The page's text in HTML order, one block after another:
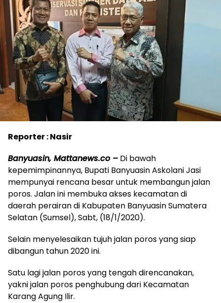
Reporter : Nasir
Banyuasin, Mattanews.co – Di bawah
kepemimpinannya, Bupati Banyuasin Askolani Jasi
mempunyai rencana besar untuk membangun jalan
poros. Jalan ini membuka akses kecamatan di
daerah perairan di Kabupaten Banyuasin Sumatera
Selatan (Sumsel), Sabt, (18/1/2020).
Selain menyelesaikan tujuh jalan poros yang siap
dibangun tahun 2020 ini.
Satu lagi jalan poros yang tengah direncanakan,
yakni jalan poros penghubung dari Kecamatan
Karang Agung Ilir.